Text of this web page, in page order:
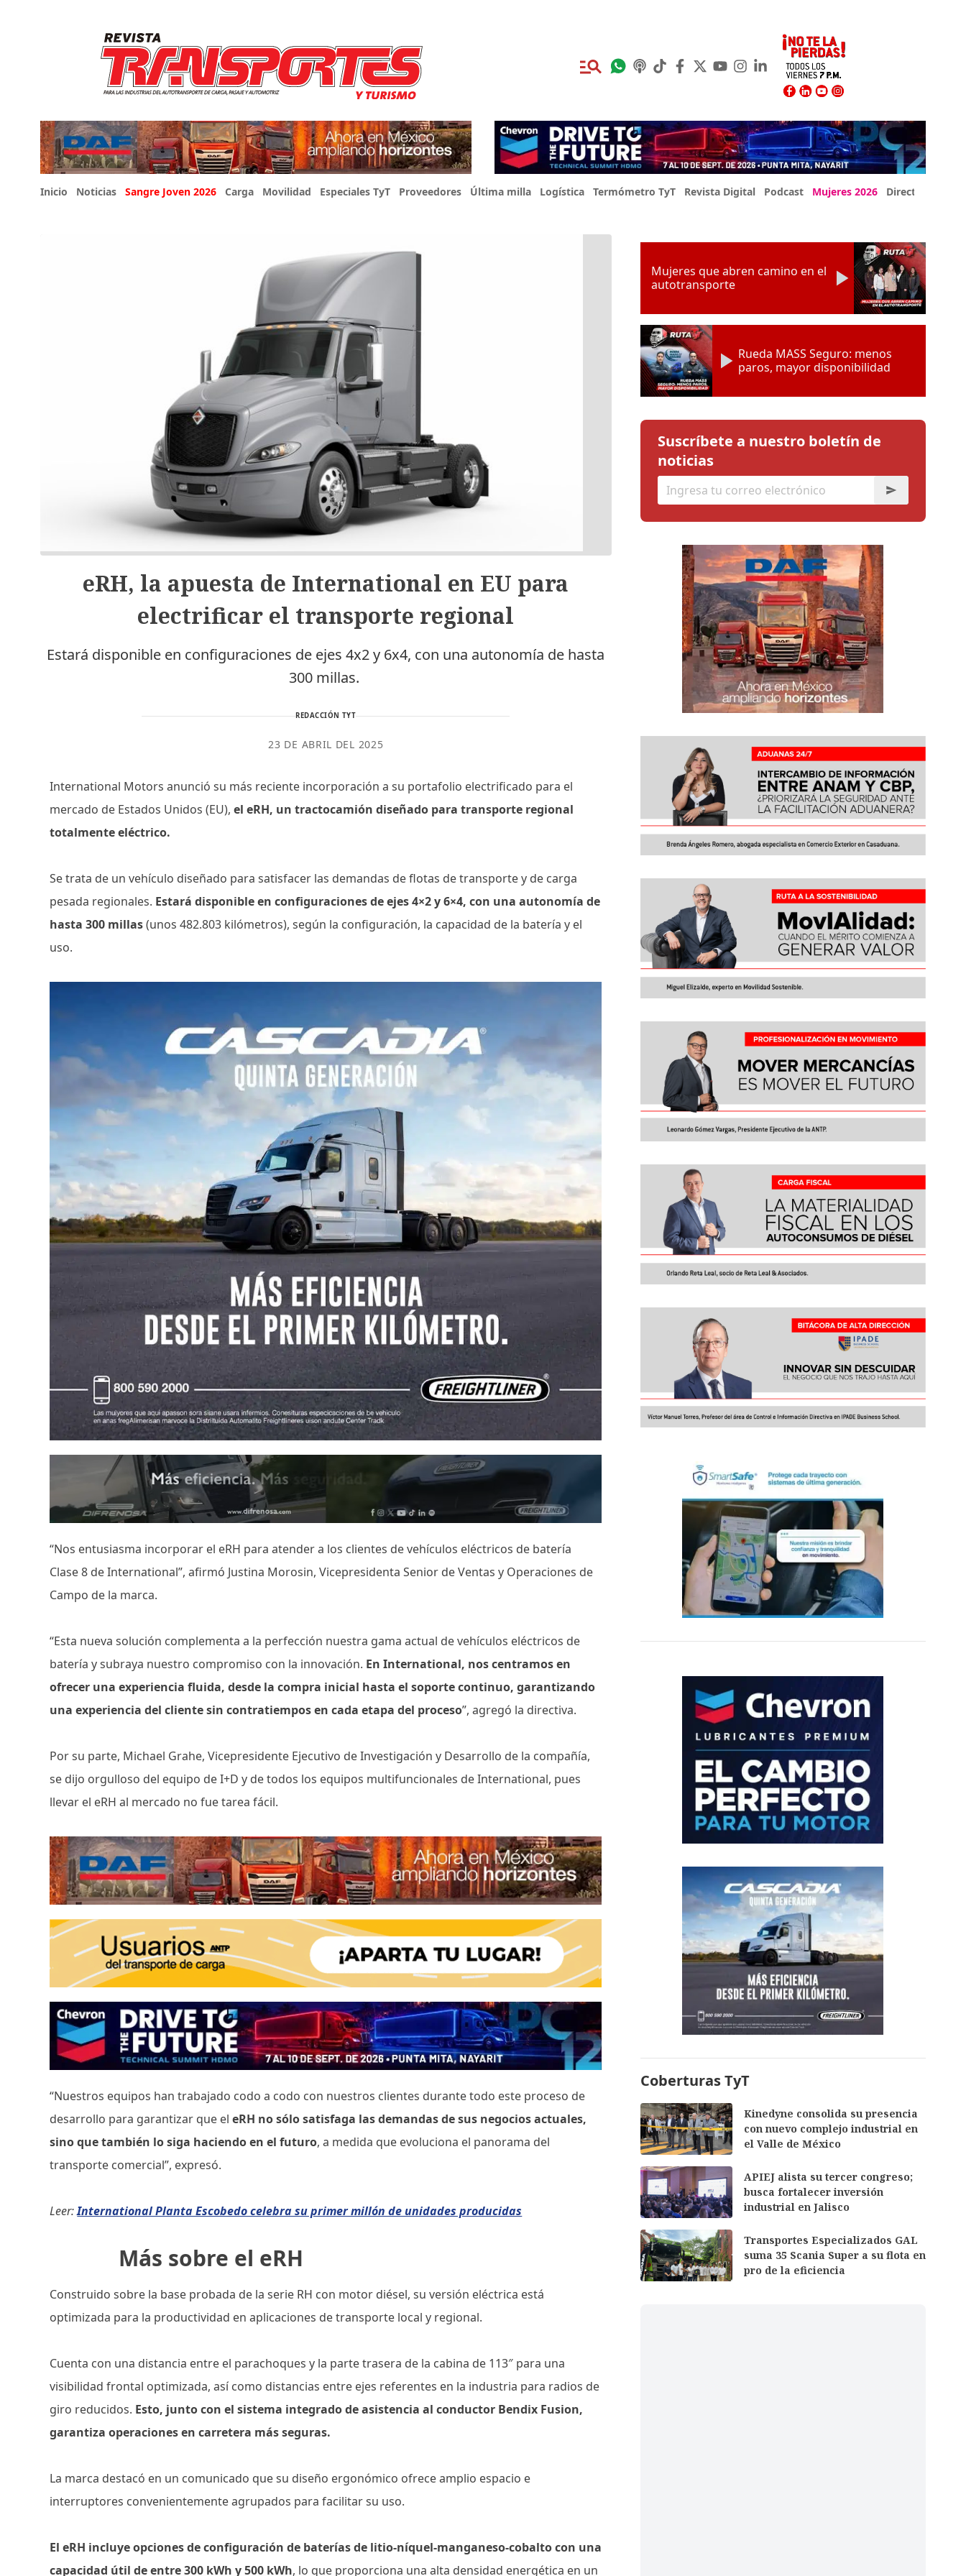
Inicio Noticias Sangre Joven 2026 Carga Movilidad Especiales TyT Proveedores Última milla Logística Termómetro TyT Revista Digital Podcast Mujeres 2026 Directorio Expo
eRH, la apuesta de International en EU para
electrificar el transporte regional
Estará disponible en configuraciones de ejes 4x2 y 6x4, con una autonomía de hasta
300 millas.
REDACCIÓN TYT
23 DE ABRIL DEL 2025
International Motors anunció su más reciente incorporación a su portafolio electrificado para el
mercado de Estados Unidos (EU),el eRH, un tractocamión diseñado para transporte regional
totalmente eléctrico.
Se trata de un vehículo diseñado para satisfacer las demandas de flotas de transporte y de carga
pesada regionales. Estará disponible en configuraciones de ejes 4×2 y 6×4, con una autonomía de
hasta 300 millas(unos 482.803 kilómetros), según la configuración, la capacidad de la batería y el
uso.
“Nos entusiasma incorporar el eRH para atender a los clientes de vehículos eléctricos de batería
Clase 8 de International”, afirmó Justina Morosin, Vicepresidenta Senior de Ventas y Operaciones de
Campo de la marca.
“Esta nueva solución complementa a la perfección nuestra gama actual de vehículos eléctricos de
batería y subraya nuestro compromiso con la innovación. En International, nos centramos en
ofrecer una experiencia fluida, desde la compra inicial hasta el soporte continuo, garantizando
una experiencia del cliente sin contratiempos en cada etapa del proceso”, agregó la directiva.
Por su parte, Michael Grahe, Vicepresidente Ejecutivo de Investigación y Desarrollo de la compañía,
se dijo orgulloso del equipo de I+D y de todos los equipos multifuncionales de International, pues
llevar el eRH al mercado no fue tarea fácil.
“Nuestros equipos han trabajado codo a codo con nuestros clientes durante todo este proceso de
desarrollo para garantizar que eleRH no sólo satisfaga las demandas de sus negocios actuales,
sino que también lo siga haciendo en el futuro, a medida que evoluciona el panorama del
transporte comercial”, expresó.
Leer:International Planta Escobedo celebra su primer millón de unidades producidas
Más sobre el eRH
Construido sobre la base probada de la serie RH con motor diésel, su versión eléctrica está
optimizada para la productividad en aplicaciones de transporte local y regional.
Cuenta con una distancia entre el parachoques y la parte trasera de la cabina de 113″ para una
visibilidad frontal optimizada, así como distancias entre ejes referentes en la industria para radios de
giro reducidos. Esto, junto con el sistema integrado de asistencia al conductor Bendix Fusion,
garantiza operaciones en carretera más seguras.
La marca destacó en un comunicado que su diseño ergonómico ofrece amplio espacio e
interruptores convenientemente agrupados para facilitar su uso.
El eRH incluye opciones de configuración de baterías de litio-níquel-manganeso-cobalto con una
capacidad útil de entre 300 kWh y 500 kWh, lo que proporciona una alta densidad energética en un
Mujeres que abren camino en el
autotransporte
Rueda MASS Seguro: menos
paros, mayor disponibilidad
Suscríbete a nuestro boletín de
noticias
Coberturas TyT
Kinedyne consolida su presencia
con nuevo complejo industrial en
el Valle de México
APIEJ alista su tercer congreso;
busca fortalecer inversión
industrial en Jalisco
Transportes Especializados GAL
suma 35 Scania Super a su flota en
pro de la eficiencia